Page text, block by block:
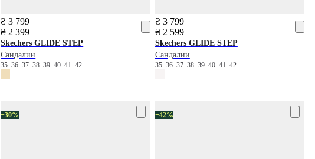
₴ 3 799
₴ 2 399
Skechers GLIDE STEP
Сандалии
3536373839404142
₴ 3 799
₴ 2 599
SkechersGLIDE STEP
Сандалии
35 36 37 38 39 40 41 42
−30% −42%